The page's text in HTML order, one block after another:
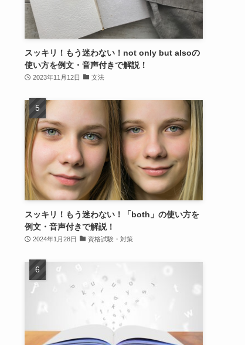
スッキリ！もう迷わない！not only but alsoの
使い方を例文・音声付きで解説！
2023年11月12日 文法
スッキリ！もう迷わない！「both」の使い方を
例文・音声付きで解説！
2024年1月28日 資格試験・対策